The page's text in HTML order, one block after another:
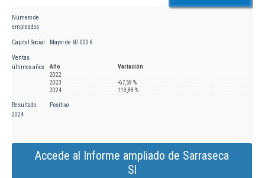
Número de
empleados
Capital Social Mayor de 60.000 €
Ventas
últimos años
Año
Variación
2022
2023
-67,59 %
2024
113,88 %
Resultado
2024
Positivo
Accede al Informe ampliado de Sarraseca
Sl